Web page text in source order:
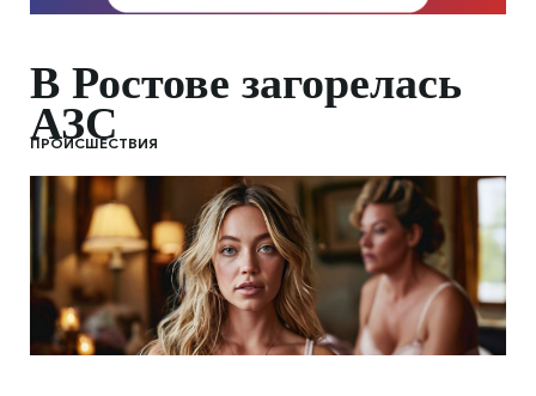
В Ростове загорелась
АЗС
ПРОИСШЕСТВИЯ